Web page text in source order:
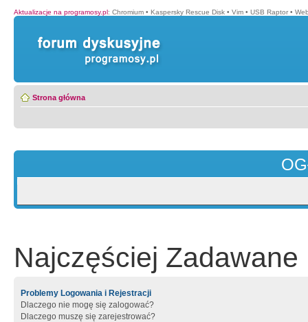
Aktualizacje na programosy.pl: Chromium • Kaspersky Rescue Disk • Vim • USB Raptor •
Strona główna
Najczęściej Zadawane
Problemy Logowania i Rejestracji
Dlaczego nie mogę się zalogować?
Dlaczego muszę się zarejestrować?